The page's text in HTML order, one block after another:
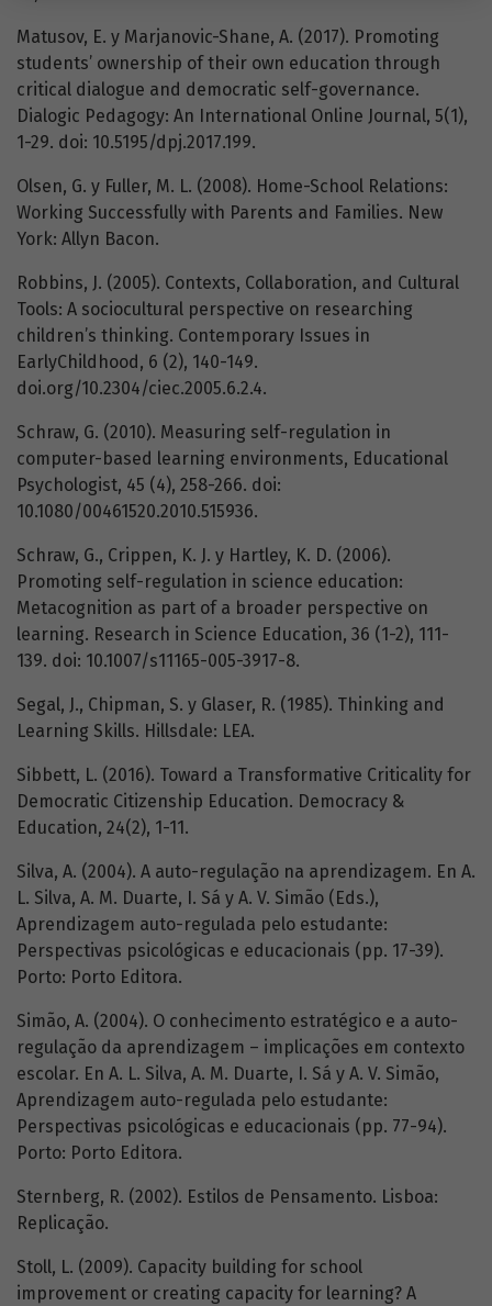
Matusov, E. y Marjanovic-Shane, A. (2017). Promoting
students’ ownership of their own education through
critical dialogue and democratic self-governance.
Dialogic Pedagogy: An International Online Journal, 5(1),
1-29. doi: 10.5195/dpj.2017.199.
Olsen, G. y Fuller, M. L. (2008). Home-School Relations:
Working Successfully with Parents and Families. New
York: Allyn Bacon.
Robbins, J. (2005). Contexts, Collaboration, and Cultural
Tools: A sociocultural perspective on researching
children’s thinking. Contemporary Issues in
EarlyChildhood, 6 (2), 140-149.
doi.org/10.2304/ciec.2005.6.2.4.
Schraw, G. (2010). Measuring self-regulation in
computer-based learning environments, Educational
Psychologist, 45 (4), 258-266. doi:
10.1080/00461520.2010.515936.
Schraw, G., Crippen, K. J. y Hartley, K. D. (2006).
Promoting self-regulation in science education:
Metacognition as part of a broader perspective on
learning. Research in Science Education, 36 (1-2), 111-
139. doi: 10.1007/s11165-005-3917-8.
Segal, J., Chipman, S. y Glaser, R. (1985). Thinking and
Learning Skills. Hillsdale: LEA.
Sibbett, L. (2016). Toward a Transformative Criticality for
Democratic Citizenship Education. Democracy &
Education, 24(2), 1-11.
Silva, A. (2004). A auto-regulação na aprendizagem. En A.
L. Silva, A. M. Duarte, I. Sá y A. V. Simão (Eds.),
Aprendizagem auto-regulada pelo estudante:
Perspectivas psicológicas e educacionais (pp. 17-39).
Porto: Porto Editora.
Simão, A. (2004). O conhecimento estratégico e a auto-
regulação da aprendizagem – implicações em contexto
escolar. En A. L. Silva, A. M. Duarte, I. Sá y A. V. Simão,
Aprendizagem auto-regulada pelo estudante:
Perspectivas psicológicas e educacionais (pp. 77-94).
Porto: Porto Editora.
Sternberg, R. (2002). Estilos de Pensamento. Lisboa:
Replicação.
Stoll, L. (2009). Capacity building for school
improvement or creating capacity for learning? A